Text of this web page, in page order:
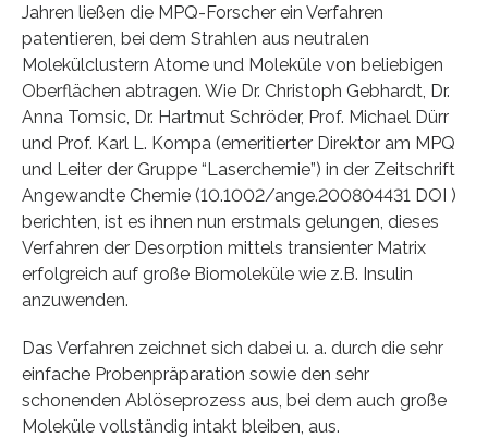
Jahren ließen die MPQ-Forscher ein Verfahren
patentieren, bei dem Strahlen aus neutralen
Molekülclustern Atome und Moleküle von beliebigen
Oberflächen abtragen. Wie Dr. Christoph Gebhardt, Dr.
Anna Tomsic, Dr. Hartmut Schröder, Prof. Michael Dürr
und Prof. Karl L. Kompa (emeritierter Direktor am MPQ
und Leiter der Gruppe “Laserchemie”) in der Zeitschrift
Angewandte Chemie (10.1002/ange.200804431 DOI )
berichten, ist es ihnen nun erstmals gelungen, dieses
Verfahren der Desorption mittels transienter Matrix
erfolgreich auf große Biomoleküle wie z.B. Insulin
anzuwenden.
Das Verfahren zeichnet sich dabei u. a. durch die sehr
einfache Probenpräparation sowie den sehr
schonenden Ablöseprozess aus, bei dem auch große
Moleküle vollständig intakt bleiben, aus.